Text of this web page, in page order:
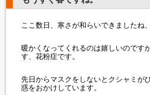
ここ数日、寒さが和らいできましたね
暖かくなってくれるのは嬉しいのです
す、花粉症です。
先日からマスクをしないとクシャミが
惑をおかけしています。